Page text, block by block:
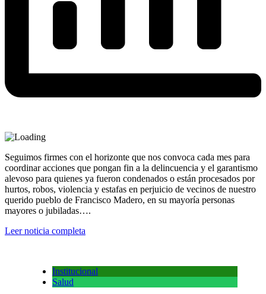
Seguimos firmes con el horizonte que nos convoca cada mes para
coordinar acciones que pongan fin a la delincuencia y el garantismo
alevoso para quienes ya fueron condenados o están procesados por
hurtos, robos, violencia y estafas en perjuicio de vecinos de nuestro
querido pueblo de Francisco Madero, en su mayoría personas
mayores o jubiladas….
Leer noticia completa
Institucional
Salud